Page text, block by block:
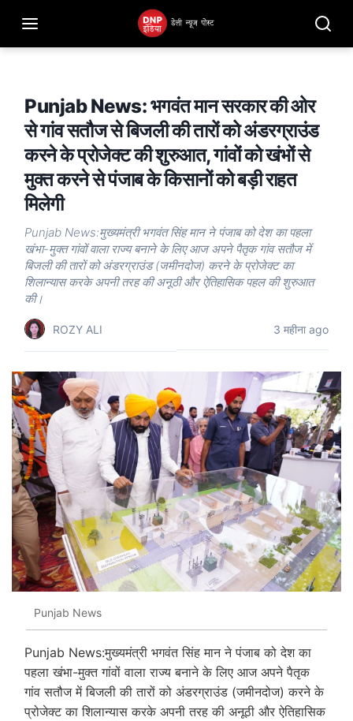
Punjab News: भगवंत मान सरकार की ओर
से गांव सतौज से बिजली की तारों को अंडरग्राउंड
करने के प्रोजेक्ट की शुरुआत, गांवों को खंभों से
मुक्त करने से पंजाब के किसानों को बड़ी राहत
मिलेगी
Punjab News:मुख्यमंत्री भगवंत सिंह मान ने पंजाब को देश का पहला
खंभा-मुक्त गांवों वाला राज्य बनाने के लिए आज अपने पैतृक गांव सतौज में
बिजली की तारों को अंडरग्राउंड (जमीनदोज) करने के प्रोजेक्ट का
शिलान्यास करके अपनी तरह की अनूठी और ऐतिहासिक पहल की शुरुआत
की।
ROZY ALI 3 महीना ago
Punjab News
Punjab News:मुख्यमंत्री भगवंत सिंह मान ने पंजाब को देश का
पहला खंभा-मुक्त गांवों वाला राज्य बनाने के लिए आज अपने पैतृक
गांव सतौज में बिजली की तारों को अंडरग्राउंड (जमीनदोज) करने के
प्रोजेक्ट का शिलान्यास करके अपनी तरह की अनूठी और ऐतिहासिक